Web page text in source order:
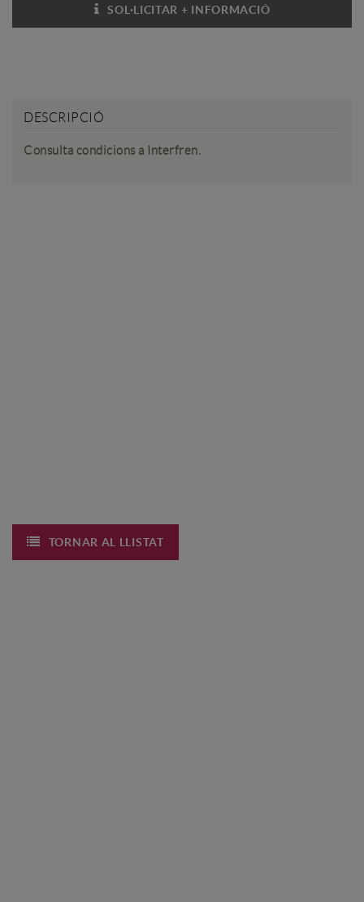
SOL·LICITAR + INFORMACIÓ
DESCRIPCIÓ
Consulta condicions a Interfren.
TORNAR AL LLISTAT